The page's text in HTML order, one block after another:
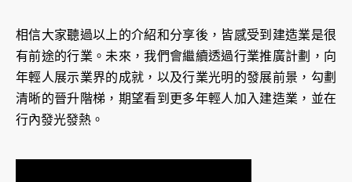
相信大家聽過以上的介紹和分享後，皆感受到建造業是很
有前途的行業。未來，我們會繼續透過行業推廣計劃，向
年輕人展示業界的成就，以及行業光明的發展前景，勾劃
清晰的晉升階梯，期望看到更多年輕人加入建造業，並在
行內發光發熱。